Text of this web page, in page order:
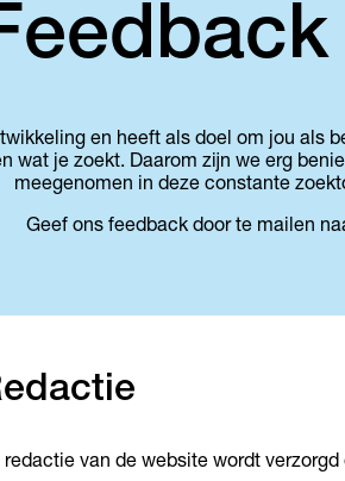
en heeft als doel om jou als
wat je zoekt. Daarom zijn we erg
meegenomen in deze constante
Geef ons feedback door te mailen
redactie van de website wordt